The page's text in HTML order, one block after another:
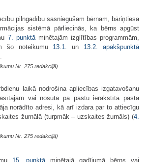
pilngadību sasniegušam bērnam, bāriņtiesa
sistēmā pārliecinās, ka bērns apgūst
7. punktāminētajām izglītības programmām,
šo noteikumu 13.1. un 13.2. apakšpunktā
Nr. 275 redakcijā)
laikā nodrošina apliecības izgatavošanu
vai nosūta pa pastu ierakstītā pasta
norādīto adresi, kā arī izdara par to attiecīgu
žurnālā (turpmāk – uzskaites žurnāls) (4.
Nr. 275 redakcijā)
15. punktā minētajā gadījumā bērns vai